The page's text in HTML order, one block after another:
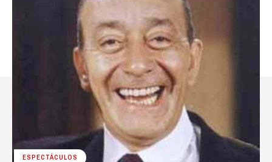
ESPECTÁCULOS